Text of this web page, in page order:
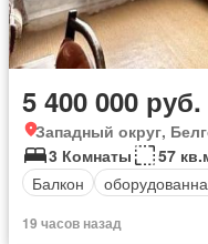
5 400 000 руб.
Западный округ,
3 Комнаты
57
Балкон
19 часов назад